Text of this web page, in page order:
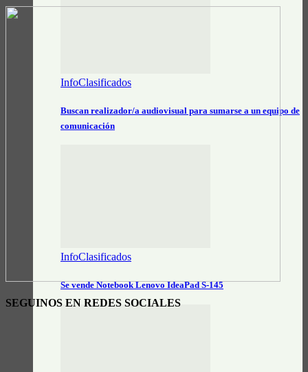
InfoClasificados
Buscan realizador/a audiovisual para sumarse a un equipo de
comunicación
InfoClasificados
Se vende Notebook Lenovo IdeaPad S-145
SEGUINOS EN REDES SOCIALES